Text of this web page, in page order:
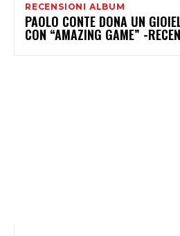
RECENSIONI ALBUM
PAOLO CONTE DONA UN
CON “AMAZING GAME” -